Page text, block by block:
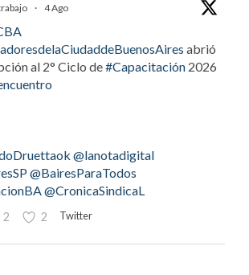
· 4 Ago
abrió
al 2° Ciclo de#Capacitación 2026
@lanotadigital
@BairesParaTodos
@CronicaSindicaL
2 2 Twitter